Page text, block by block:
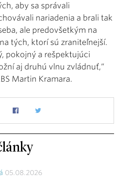
aby sa správali
nariadenia a brali tak
ale predovšetkým na
tých, ktorí sú zraniteľnejší.
pokojný a rešpektujúci
aj druhú vlnu zvládnuť,“
Martin Kramara.
05.08.2026